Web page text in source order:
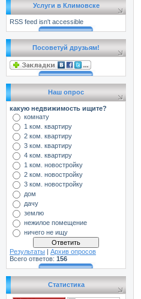
Услуги в Климовске
RSS feed isn't accessible
Посоветуй друзьям!
Наш опрос
какую недвижимость ищите?
комнату
1 ком. квартиру
2 ком. квартиру
3 ком. квартиру
4 ком. квартиру
1 ком. новостройку
2 ком. новостройку
3 ком. новостройку
дом
дачу
землю
нежилое помещение
ничего не ищу
Результаты | Архив опросов
Всего ответов: 156
Статистика